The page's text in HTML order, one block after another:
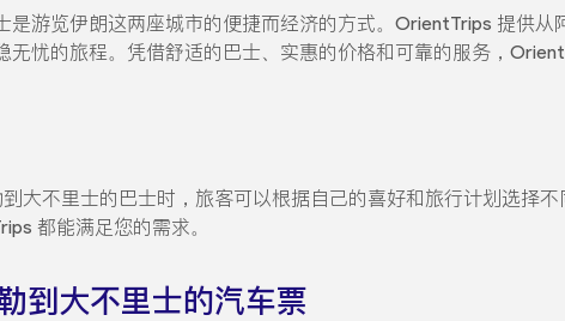
是游览伊朗这两座城市的便捷而经济的方式。OrientTrips 提供
无忧的旅程。凭借舒适的巴士、实惠的价格和可靠的服务，
大不里士的巴士时，旅客可以根据自己的喜好和旅行计划选择
都能满足您的需求。
到大不里士的汽车票